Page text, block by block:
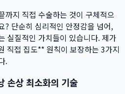
까지 직접 수술하는 것이 구체적으
? 단순히 심리적인 안정감을 넘어,
실질적인 가치들이 있습니다. 제가
직접 집도** 원칙이 보장하는 3가지
.
손상 최소화의 기술